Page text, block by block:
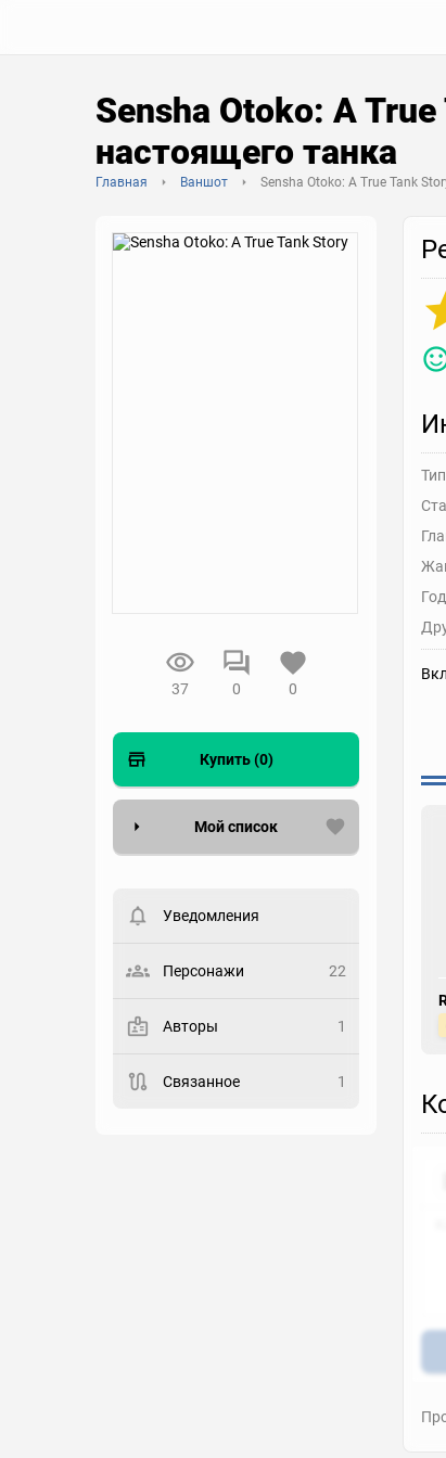
Sensha Otoko: A
настоящего танка
Главная Ваншот Sensha Otoko: A True Tank
37 0 0
Купить (0)
Мой список
пользователи. Хотите
Статус
Закладка
Уведомления
Персонажи 22
Авторы 1
Связанное 1